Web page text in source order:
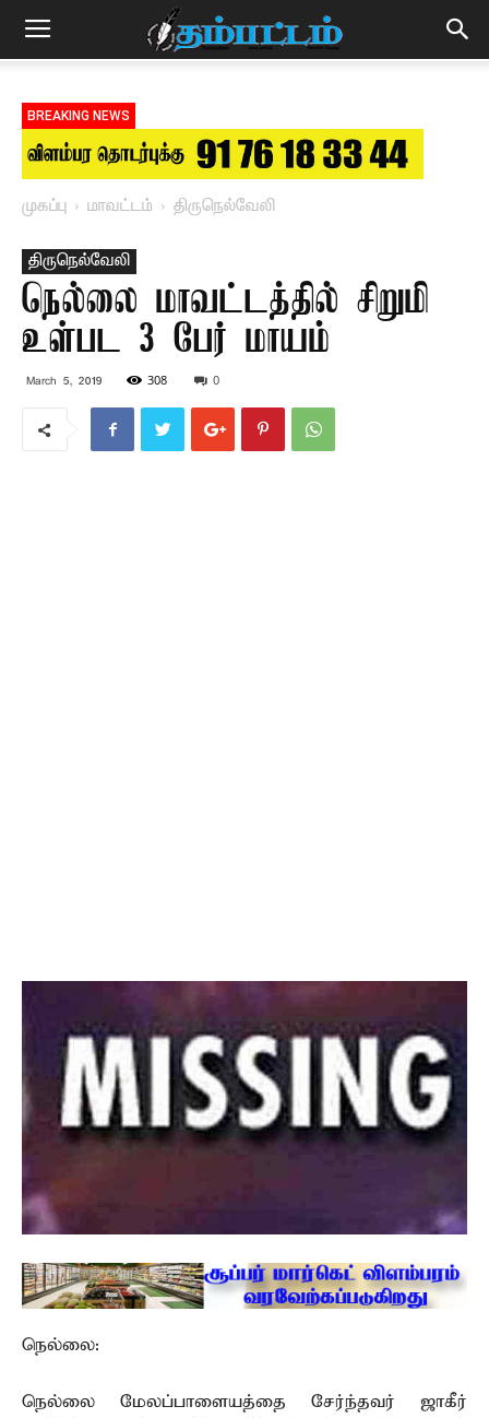
BREAKING NEWS
முகப்பு மாவட்டம் திருநெல்வேலி
திருநெல்வேலி
நெல்லை மாவட்டத்தில் சிறுமி
உள்பட 3 பேர் மாயம்
March 5, 2019 308 0
நெல்லை:
நெல்லை மேலப்பாளையத்தை சேர்ந்தவர் ஜாகீர்